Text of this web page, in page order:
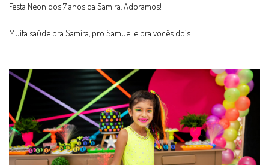
Festa Neon dos 7 anos da Samira. Adoramos!
Muita saúde pra Samira, pro Samuel e pra vocês dois.